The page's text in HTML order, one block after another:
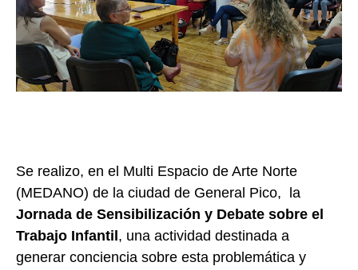
Se realizo, en el Multi Espacio de Arte Norte
(MEDANO) de la ciudad de General Pico, la
Jornada de Sensibilización y Debate sobre el
Trabajo Infantil , una actividad destinada a
generar conciencia sobre esta problemática y